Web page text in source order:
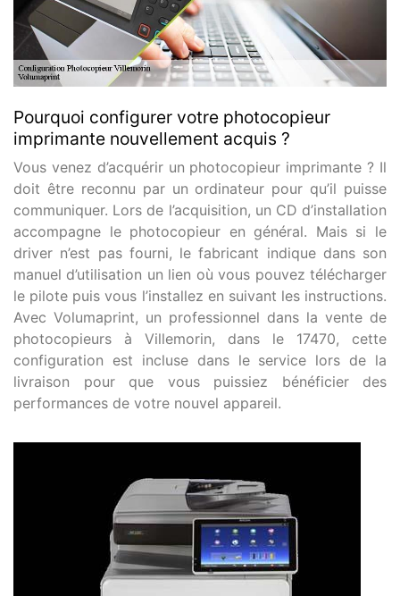
Pourquoi configurer votre photocopieur
imprimante nouvellement acquis ?
Vous venez d’acquérir un photocopieur imprimante ? Il
doit être reconnu par un ordinateur pour qu’il puisse
communiquer. Lors de l’acquisition, un CD d’installation
accompagne le photocopieur en général. Mais si le
driver n’est pas fourni, le fabricant indique dans son
manuel d’utilisation un lien où vous pouvez télécharger
le pilote puis vous l’installez en suivant les instructions.
Avec Volumaprint, un professionnel dans la vente de
photocopieurs à Villemorin, dans le 17470, cette
configuration est incluse dans le service lors de la
livraison pour que vous puissiez bénéficier des
performances de votre nouvel appareil.